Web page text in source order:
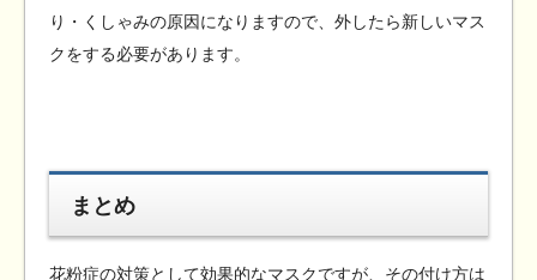
り・くしゃみの原因になりますので、外したら新しいマス
クをする必要があります。
まとめ
花粉症の対策として効果的なマスクですが、その付け方は